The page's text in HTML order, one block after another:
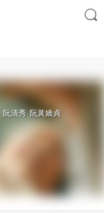

阮清秀 阮黃嬌貞